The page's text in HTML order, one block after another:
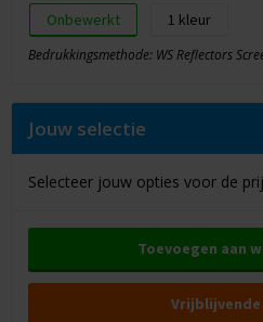
Onbewerkt 1
Bedrukkingsmethode: WS Reflectors
Jouw selectie
Selecteer jouw opties voor de
Toevoegen aan